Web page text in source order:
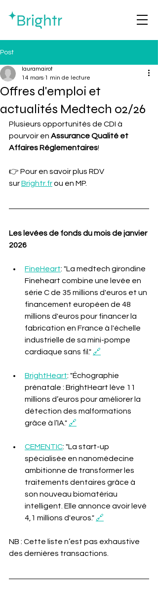
Post
Offres d'emploi et
actualités Medtech 02/26
lauramairot
14 mars 1 min de lecture
Plusieurs opportunités de CDI à
pourvoir en Assurance Qualité et
Affaires Réglementaires!
👉 Pour en savoir plus RDV
sur Brightr.fr ou en MP.
Les levées de fonds du mois de janvier
2026
FineHeart: "La medtech girondine
Fineheart combine une levée en
série C de 35 millions d'euros et un
financement européen de 48
millions d'euros pour financer la
fabrication en France à l'échelle
industrielle de sa mini-pompe
cardiaque sans fil." 🔗
BrightHeart: "Échographie
prénatale : BrightHeart lève 11
millions d’euros pour améliorer la
détection des malformations
grâce à l’IA." 🔗
CEMENTIC: "La start-up
spécialisée en nanomédecine
ambitionne de transformer les
traitements dentaires grâce à
son nouveau biomatériau
intelligent. Elle annonce avoir levé
4,1 millions d'euros." 🔗
NB : Cette liste n’est pas exhaustive
des dernières transactions.